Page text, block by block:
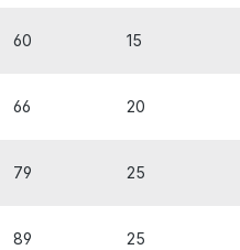
60 15
66 20
79 25
89 25